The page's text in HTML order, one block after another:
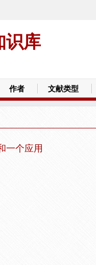
识库
作者 文献类型
一个应用